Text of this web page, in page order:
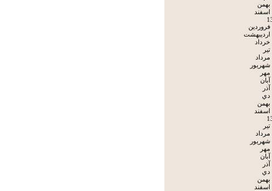
بهمن
اسفند
فروردين
ارديبهشت
خرداد
تير
مرداد
شهريور
مهر
آبان
آذر
دي
بهمن
اسفند
تير
مرداد
شهريور
مهر
آبان
آذر
دي
بهمن
اسفند